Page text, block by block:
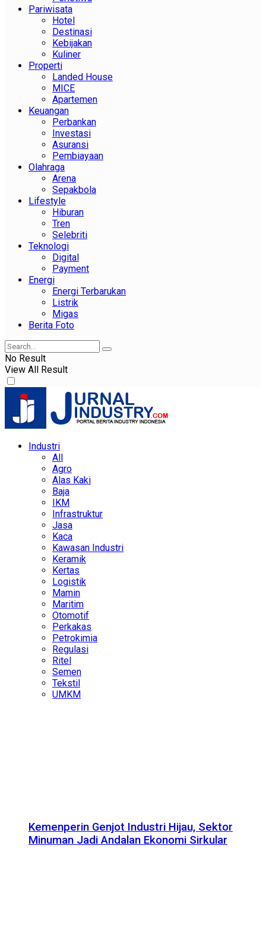
Pariwisata
Hotel
Destinasi
Kebijakan
Kuliner
Properti
Landed House
MICE
Apartemen
Keuangan
Perbankan
Investasi
Asuransi
Pembiayaan
Olahraga
Arena
Sepakbola
Lifestyle
Hiburan
Tren
Selebriti
Teknologi
Digital
Payment
Energi
Energi Terbarukan
Listrik
Migas
Berita Foto
No Result
View All Result
Industri
All
Agro
Alas Kaki
Baja
IKM
Infrastruktur
Jasa
Kaca
Kawasan Industri
Keramik
Kertas
Logistik
Mamin
Maritim
Otomotif
Perkakas
Petrokimia
Regulasi
Ritel
Semen
Tekstil
UMKM
Kemenperin Genjot Industri Hijau, Sektor
Minuman Jadi Andalan Ekonomi Sirkular